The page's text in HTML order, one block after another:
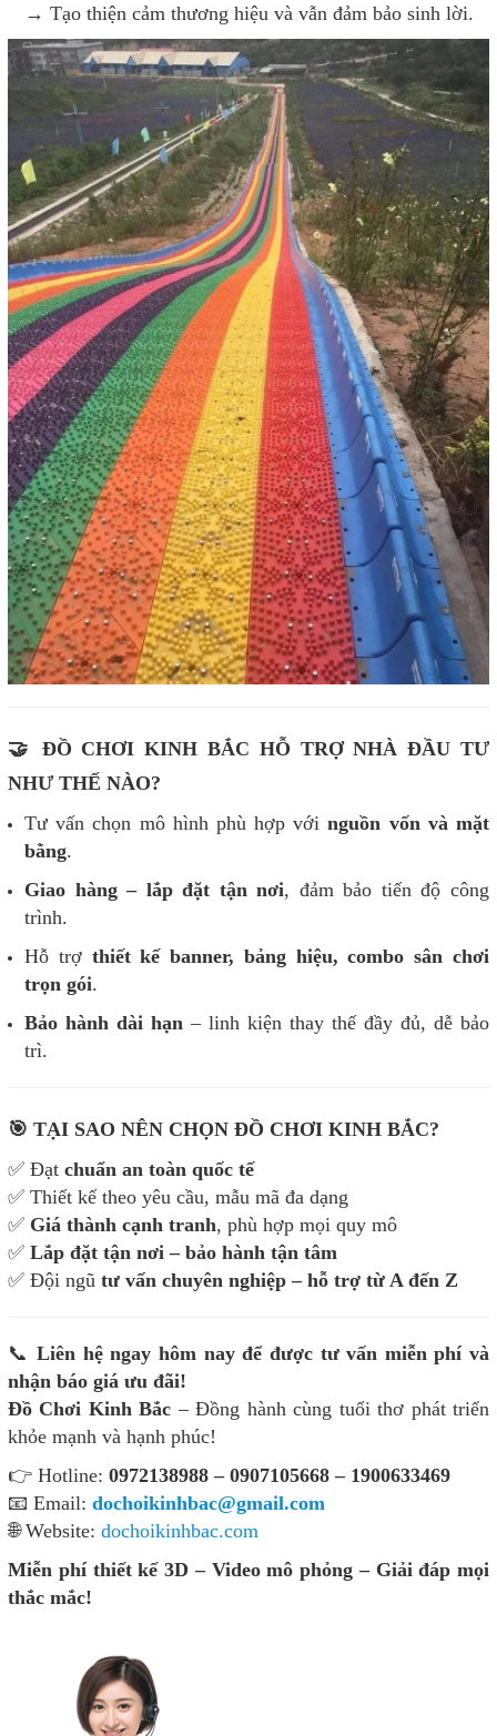
→ Tạo thiện cảm thương hiệu và vẫn đảm bảo sinh lời.
🤝 ĐỒ CHƠI KINH BẮC HỖ TRỢ NHÀ ĐẦU TƯ
NHƯ THẾ NÀO?
Tư vấn chọn mô hình phù hợp vớinguồn vốn và mặt
bằng.
Giao hàng – lắp đặt tận nơi, đảm bảo tiến độ công
trình.
Hỗ trợ thiết kế banner, bảng hiệu, combo sân chơi
trọn gói.
Bảo hành dài hạn – linh kiện thay thế đầy đủ, dễ bảo
trì.
🎯 TẠI SAO NÊN CHỌN ĐỒ CHƠI KINH BẮC?
✅ Đạt chuẩn an toàn quốc tế
✅ Thiết kế theo yêu cầu, mẫu mã đa dạng
✅ Giá thành cạnh tranh, phù hợp mọi quy mô
✅ Lắp đặt tận nơi – bảo hành tận tâm
✅ Đội ngũ tư vấn chuyên nghiệp – hỗ trợ từ A đến Z
📞Liên hệ ngay hôm nay để được tư vấn miễn phí và
nhận báo giá ưu đãi!
Đồ Chơi Kinh Bắc – Đồng hành cùng tuổi thơ phát triển
khỏe mạnh và hạnh phúc!
👉 Hotline: 0972138988 – 0907105668 – 1900633469
📧 Email: dochoikinhbac@gmail.com
🌐 Website: dochoikinhbac.com
Miễn phí thiết kế 3D – Video mô phỏng – Giải đáp mọi
thắc mắc!